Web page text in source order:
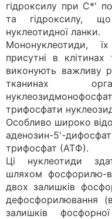
гідроксилу при С*'
та гідроксилу,
нуклеотидної ланки.
Мононуклеотиди,
присутні в
виконують важливу
тканинах
трифосфати
Особливо широко
аденозин-5'-
трифосфат (АТФ).
Ці нуклеотиди
шляхом фосфорилю-
двох залишків
дефосфорилювання
за­лишків